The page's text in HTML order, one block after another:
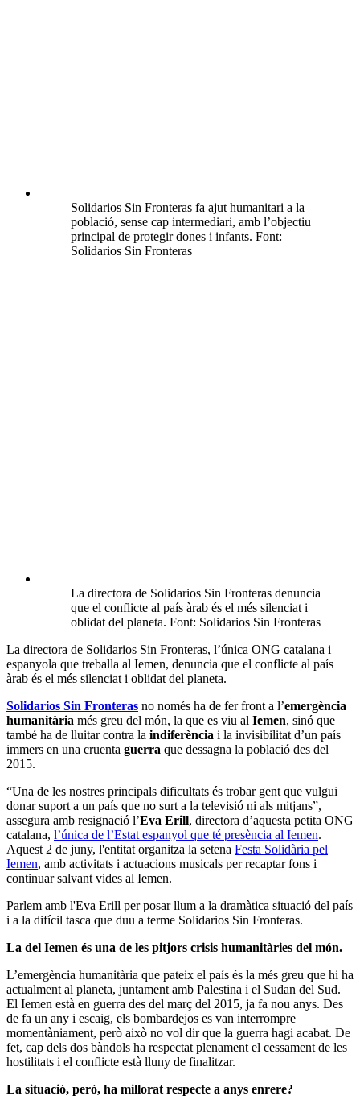
Solidarios Sin Fronteras fa ajut humanitari a la
població, sense cap intermediari, amb l’objectiu
principal de protegir dones i infants. Font:
Solidarios Sin Fronteras
La directora de Solidarios Sin Fronteras denuncia
que el conflicte al país àrab és el més silenciat i
oblidat del planeta. Font: Solidarios Sin Fronteras
La directora de Solidarios Sin Fronteras, l’única ONG catalana i
espanyola que treballa al Iemen, denuncia que el conflicte al país
àrab és el més silenciat i oblidat del planeta.
Solidarios Sin Fronteras no només ha de fer front a l’emergència
humanitària més greu del món, la que es viu al Iemen, sinó que
també ha de lluitar contra la indiferència i la invisibilitat d’un país
immers en una cruenta guerra que dessagna la població des del
2015.
“Una de les nostres principals dificultats és trobar gent que vulgui
donar suport a un país que no surt a la televisió ni als mitjans”,
assegura amb resignació l’Eva Erill, directora d’aquesta petita ONG
catalana, l’única de l’Estat espanyol que té presència al Iemen.
Aquest 2 de juny, l'entitat organitza la setena Festa Solidària pel
Iemen, amb activitats i actuacions musicals per recaptar fons i
continuar salvant vides al Iemen.
Parlem amb l'Eva Erill per posar llum a la dramàtica situació del país
i a la difícil tasca que duu a terme Solidarios Sin Fronteras.
La del Iemen és una de les pitjors crisis humanitàries del món.
L’emergència humanitària que pateix el país és la més greu que hi ha
actualment al planeta, juntament amb Palestina i el Sudan del Sud.
El Iemen està en guerra des del març del 2015, ja fa nou anys. Des
de fa un any i escaig, els bombardejos es van interrompre
momentàniament, però això no vol dir que la guerra hagi acabat. De
fet, cap dels dos bàndols ha respectat plenament el cessament de les
hostilitats i el conflicte està lluny de finalitzar.
La situació, però, ha millorat respecte a anys enrere?